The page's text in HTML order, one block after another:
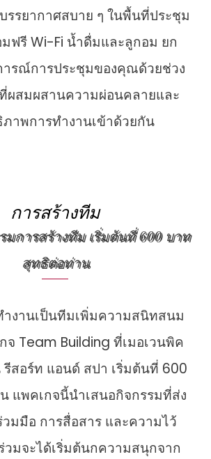
รรยากาศสบาย ๆ ในพื้นที่ประชุม
มฟรี Wi-Fi น้ำดื่มและลูกอม ยก
ารณ์การประชุมของคุณด้วยช่วง
ผสมผสานความผ่อนคลายและ
าพการทำงานเข้าด้วยกัน
การสร้างทีม
มการสร้างทีม เริ่มต้นที่ 600 บาท
สุทธิต่อท่าน
ำงานเป็นทีมเพิ่มความสนิทสนม
จ Team Building ที่เมอเวนพิค
สอร์ท แอนด์ สปา เริ่มต้นที่ 600
แพคเกจนี้นำเสนอกิจกรรมที่ส่ง
มมือ การสื่อสาร และความไว้
วมจะได้เริ่มต้นกความสนุกจาก